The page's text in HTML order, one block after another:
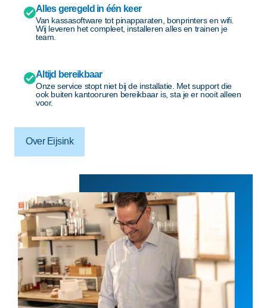
Alles geregeld in één keer
Van kassasoftware tot pinapparaten, bonprinters en wifi.
Wij leveren het compleet, installeren alles en trainen je
team.
Altijd bereikbaar
Onze service stopt niet bij de installatie. Met support die
ook buiten kantooruren bereikbaar is, sta je er nooit alleen
voor.
Over Eijsink